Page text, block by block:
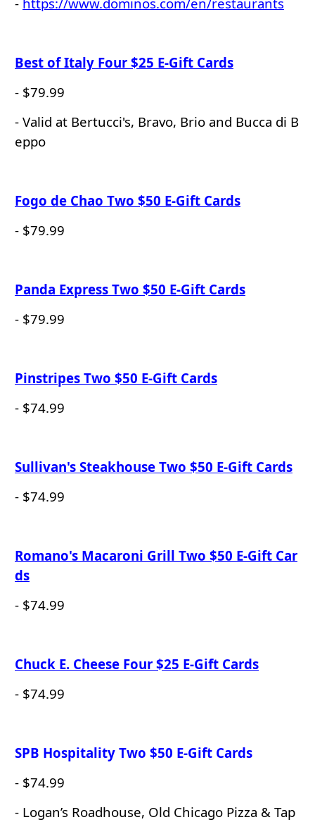
Best of Italy Four $25 E-Gift Cards
- $79.99
- Valid at Bertucci's, Bravo, Brio and Bucca di B
eppo
Fogo de Chao Two $50 E-Gift Cards
- $79.99
Panda Express Two $50 E-Gift Cards
- $79.99
Pinstripes Two $50 E-Gift Cards
- $74.99
Sullivan's Steakhouse Two $50 E-Gift Cards
- $74.99
Romano's Macaroni Grill Two $50 E-Gift Car
ds
- $74.99
Chuck E. Cheese Four $25 E-Gift Cards
- $74.99
SPB Hospitality Two $50 E-Gift Cards
- $74.99
- Logan’s Roadhouse, Old Chicago Pizza & Tap